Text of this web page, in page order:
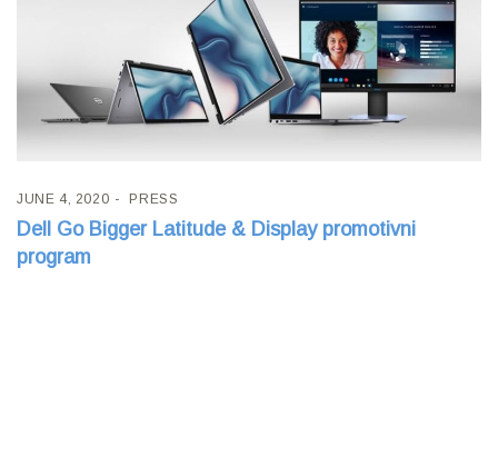
JUNE 4, 2020 PRESS
Dell Go Bigger Latitude & Display promotivni
program